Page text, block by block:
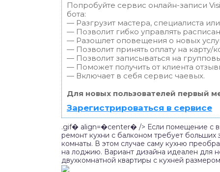
Попробуйте сервис онлайн-записи
бота:
— Разгрузит мастера, специалиста
— Позволит гибко управлять
— Разошлет оповещения о новых
— Позволит принять оплату на карту/
— Позволит записываться на
— Поможет получить от клиента
— Включает в себя сервис чаевых.
Для новых пользователей первый
Зарегистрироваться в сервисе
.gif� align=�center� /> Если помещение с
ремонт кухни с балконом требует
комнаты. В этом случае саму кухню
на лоджию. Вариант дизайна идеален для
двухкомнатной квартиры с кухней